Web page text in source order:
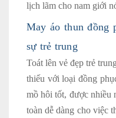
lịch lãm cho nam giới
May áo thun đồng
sự trẻ trung
Toát lên vẻ đẹp trẻ
thiếu với loại đồng
mồ hôi tốt, được nhiều
toàn dễ dàng cho việc